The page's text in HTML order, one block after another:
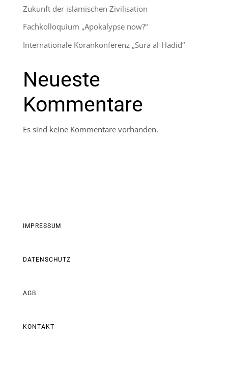
Zukunft der islamischen Zivilisation
Fachkolloquium „Apokalypse now?“
Internationale Korankonferenz „Sura al-Hadid“
Neueste
Kommentare
Es sind keine Kommentare vorhanden.
IMPRESSUM
DATENSCHUTZ
AGB
KONTAKT